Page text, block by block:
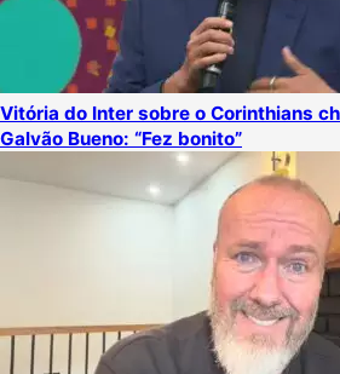
Vitória do Inter sobre o Corinthians
Galvão Bueno: “Fez bonito”